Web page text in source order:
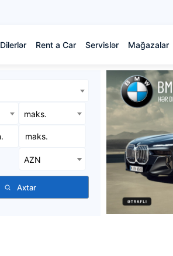
Dilerlər Rent a Car Servislər Mağazalar
maks.
AZN
Axtar